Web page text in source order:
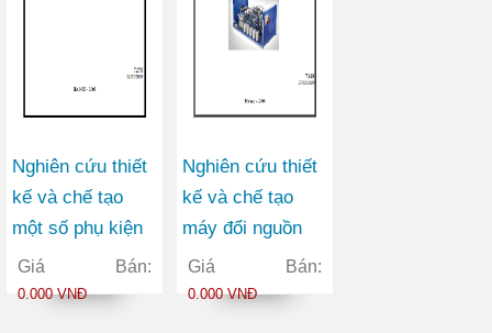
Nghiên cứu thiết
kế và chế tạo
một số phụ kiện
thuỷ lực của giàn
chống thuỷ lực di
Giá Bán:
0.000 VNĐ
Nghiên cứu thiết
kế và chế tạo
máy đổi nguồn
điện 1 pha thành
3 pha kiểu quay
Giá Bán:
0.000 VNĐ